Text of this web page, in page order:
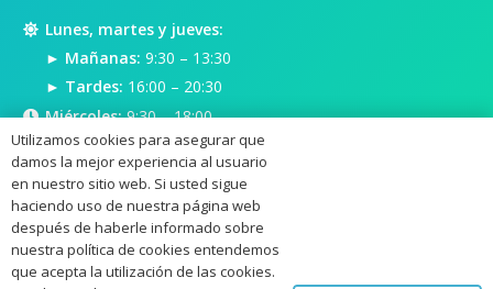
Lunes, martes y jueves:
► Mañanas: 9:30 – 13:30
► Tardes: 16:00 – 20:30
Miércoles:9:30 – 18:00
Viernes:9:30 – 18:00
Utilizamos cookies para asegurar que
damos la mejor experiencia al usuario
en nuestro sitio web. Si usted sigue
haciendo uso de nuestra página web
después de haberle informado sobre
nuestra política de cookies entendemos
que acepta la utilización de las cookies.